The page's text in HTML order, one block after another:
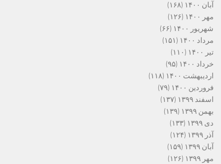
آبان ۱۴۰۰
(۱۶۸)
مهر ۱۴۰۰
(۱۲۶)
شهریور ۱۴۰۰
(۶۶)
مرداد ۱۴۰۰
(۱۵۱)
تیر ۱۴۰۰
(۱۱۰)
خرداد ۱۴۰۰
(۹۵)
اردیبهشت ۱۴۰۰
(۱۱۸)
فروردین ۱۴۰۰
(۷۹)
اسفند ۱۳۹۹
(۱۳۷)
بهمن ۱۳۹۹
(۱۳۹)
دی ۱۳۹۹
(۱۳۳)
آذر ۱۳۹۹
(۱۲۴)
آبان ۱۳۹۹
(۱۵۹)
مهر ۱۳۹۹
(۱۲۶)